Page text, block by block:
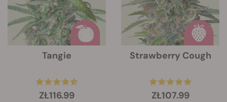
Tangie
ZŁ116.99
Strawberry Cough
ZŁ107.99